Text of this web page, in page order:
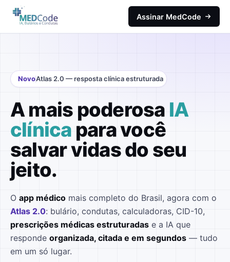
Pular para o conteúdo principal
Assinar MedCode
NovoAtlas 2.0 — resposta clínica estruturada
A mais poderosa IA
clínica para você
salvar vidas do seu
jeito.
O app médico mais completo do Brasil, agora com o
Atlas 2.0: bulário, condutas, calculadoras, CID-10,
prescrições médicas estruturadas e a IA que
responde organizada, citada e em segundos — tudo
em um só lugar.